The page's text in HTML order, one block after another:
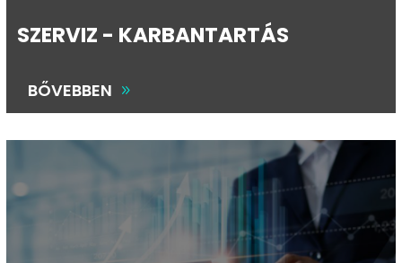
SZERVIZ - KARBANTARTÁS
BŐVEBBEN